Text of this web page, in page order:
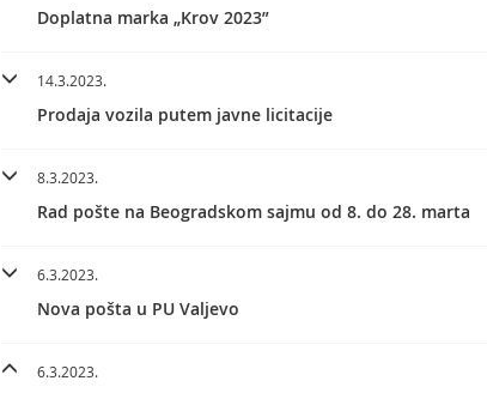
Doplatna marka „Krov 2023”
14.3.2023.
Prodaja vozila putem javne licitacije
8.3.2023.
Rad pošte na Beogradskom sajmu od 8. do 28. marta
6.3.2023.
Nova pošta u PU Valjevo
6.3.2023.